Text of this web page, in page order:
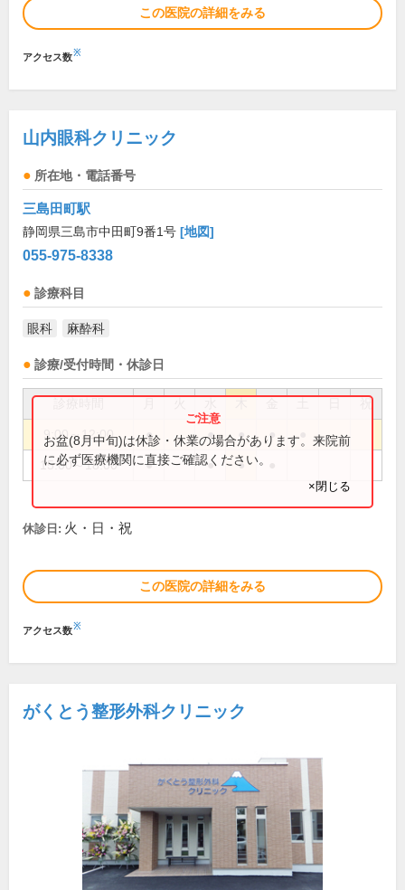
この医院の詳細をみる
アクセス数※
山内眼科クリニック
所在地・電話番号
三島田町駅
静岡県三島市中田町9番1号 [地図]
055-975-8338
診療科目
眼科 麻酔科
診療/受付時間・休診日
祝
9:00～12:00 ● ● ● ●
15:00～18:00 ● ● ●
お盆(8月中旬)は休診・休業の場合があります。来院前
に必ず医療機関に直接ご確認ください。
×閉じる
休診日: 火・日・祝
この医院の詳細をみる
アクセス数※
がくとう整形外科クリニック